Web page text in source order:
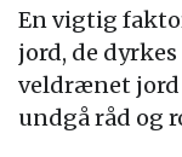
En vigtig
jord, de
veldrænet
undgå råd og